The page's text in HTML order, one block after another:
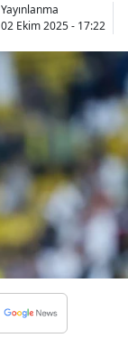
Yayınlanma
02 Ekim 2025 - 17:22